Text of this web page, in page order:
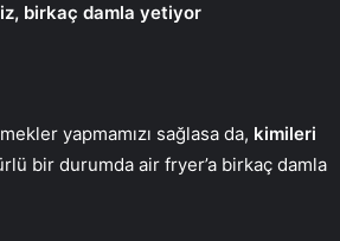
birkaç damla yetiyor
yapmamızı sağlasa da, kimileri
bir durumda air fryer’a birkaç damla